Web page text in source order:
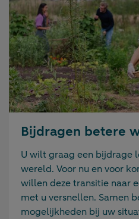
Bijdragen betere
U wilt graag een bijdrage
wereld. Voor nu en voor
willen deze transitie naar
met u versnellen. Samen
mogelijkheden bij uw